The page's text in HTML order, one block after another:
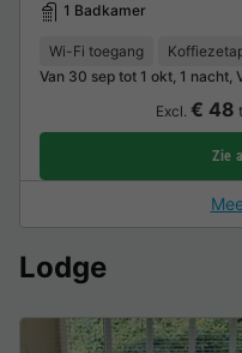
1 Badkamer
Wi-Fi toegang
Van 30 sep tot 1 okt, 1 nacht,
Excl. € 48
Zie
Lodge